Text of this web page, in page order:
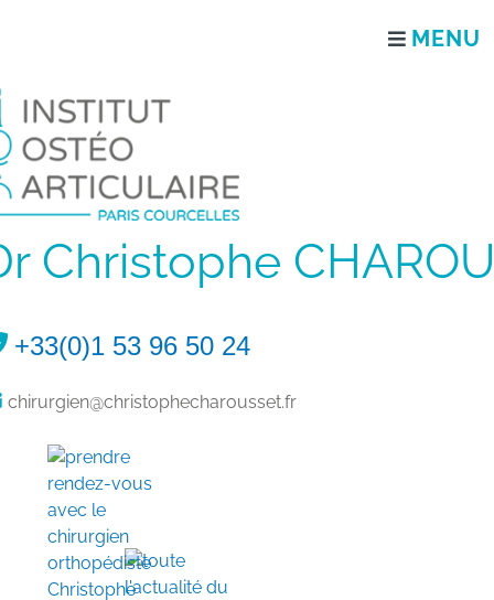
Christophe
+33(0)1 53 96 50 24
chirurgien@christophecharousset.fr